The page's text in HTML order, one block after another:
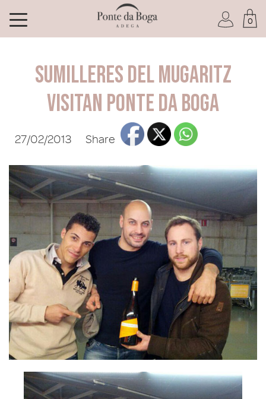
I have forgotten my password
ENTER
0
Sumilleres del Mugaritz
visitan Ponte da Boga
27/02/2013 Share